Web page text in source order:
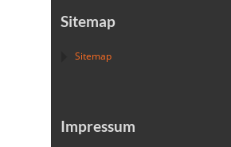
Sitemap
Sitemap
Impressum